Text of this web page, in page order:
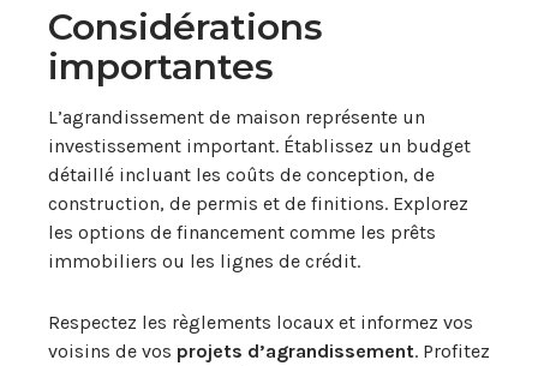
Considérations
importantes
L’agrandissement de maison représente un
investissement important. Établissez un budget
détaillé incluant les coûts de conception, de
construction, de permis et de finitions. Explorez
les options de financement comme les prêts
immobiliers ou les lignes de crédit.
Respectez les règlements locaux et informez vos
voisins de vos projets d’agrandissement. Profitez